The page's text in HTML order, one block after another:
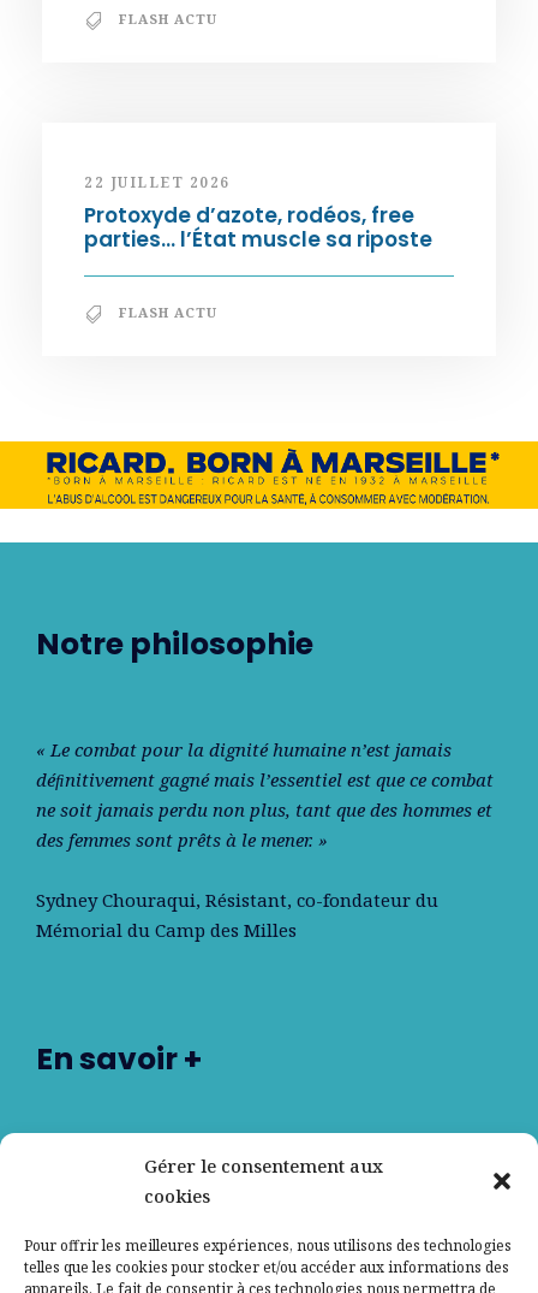
Gérer le consentement aux
cookies
Pour offrir les meilleures expériences, nous utilisons des technologies
telles que les cookies pour stocker et/ou accéder aux informations des
appareils. Le fait de consentir à ces technologies nous permettra de
FLASH ACTU
22 JUILLET 2026
Protoxyde d’azote, rodéos, free
parties… l’État muscle sa riposte
FLASH ACTU
Notre philosophie
« Le combat pour la dignité humaine n’est jamais
déﬁnitivement gagné mais l’essentiel est que ce combat
ne soit jamais perdu non plus, tant que des hommes et
des femmes sont prêts à le mener. »
Sydney Chouraqui, Résistant, co-fondateur du
Mémorial du Camp des Milles
En savoir +
Nos partenaires
Contactez-nous